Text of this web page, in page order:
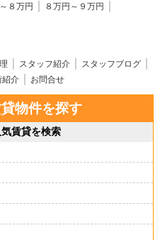
８万円
８万円～９万円
スタッフ紹介
スタッフブログ
紹介 お問合せ
物件を探す
気賃貸を検索